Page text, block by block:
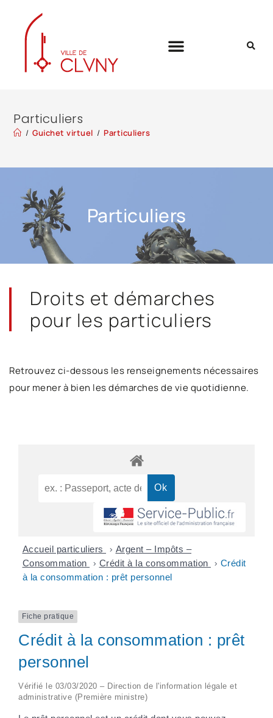
Particuliers
/ Guichet virtuel / Particuliers
Particuliers
Droits et démarches
pour les particuliers
Retrouvez ci-dessous les renseignements nécessaires
pour mener à bien les démarches de vie quotidienne.
Accueil particuliers > Argent – Impôts –
Consommation
> Crédit à la consommation > Crédit
à la consommation : prêt personnel
Fiche pratique
Crédit à la consommation : prêt
personnel
Vérifié le 03/03/2020 – Direction de l'information légale et
administrative (Première ministre)